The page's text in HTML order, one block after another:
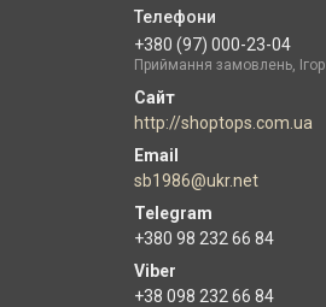
+380 (97) 000-23-04
Приймання замовлень, Ігор
http://shoptops.com.ua
sb1986@ukr.net
+380 98 232 66 84
+38 098 232 66 84